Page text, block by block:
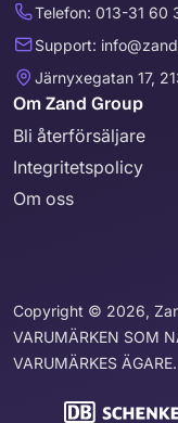
Telefon: 013-31 60
Support:
Järnyxegatan 17,
Om Zand Group
Bli återförsäljare
Integritetspolicy
Om oss
Copyright © 2026,
VARUMÄRKEN SOM
VARUMÄRKES ÄGARE.